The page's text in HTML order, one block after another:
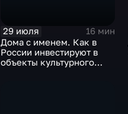
29 июля
16 мин
Дома с именем. Как в
России инвестируют в
объекты культурного